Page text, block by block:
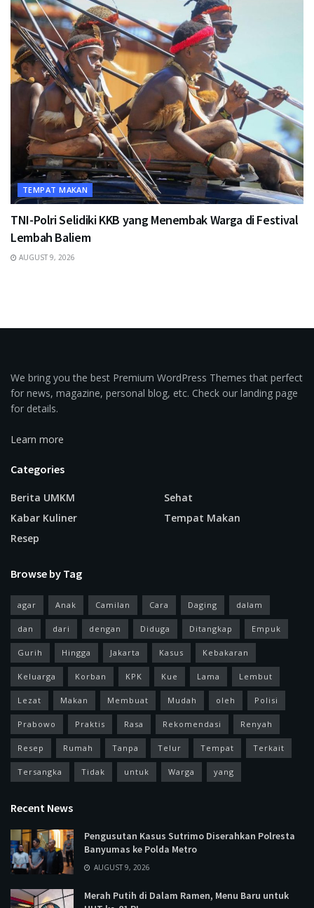
TEMPAT MAKAN
TNI-Polri Selidiki KKB yang Menembak Warga di Festival
Lembah Baliem
AUGUST 9, 2026
We bring you the best Premium WordPress Themes that perfect
for news, magazine, personal blog, etc. Check our landing page
for details.
Learn more
Categories
Berita UMKM
Kabar Kuliner
Resep
Sehat
Tempat Makan
Browse by Tag
agar Anak Camilan Cara Daging dalam
dan dari dengan Diduga Ditangkap Empuk
Gurih Hingga Jakarta Kasus Kebakaran
Keluarga Korban KPK Kue Lama Lembut
Lezat Makan Membuat Mudah oleh Polisi
Prabowo Praktis Rasa Rekomendasi Renyah
Resep Rumah Tanpa Telur Tempat Terkait
Tersangka Tidak untuk Warga yang
Recent News
Pengusutan Kasus Sutrimo Diserahkan Polresta
Banyumas ke Polda Metro
AUGUST 9, 2026
Merah Putih di Dalam Ramen, Menu Baru untuk